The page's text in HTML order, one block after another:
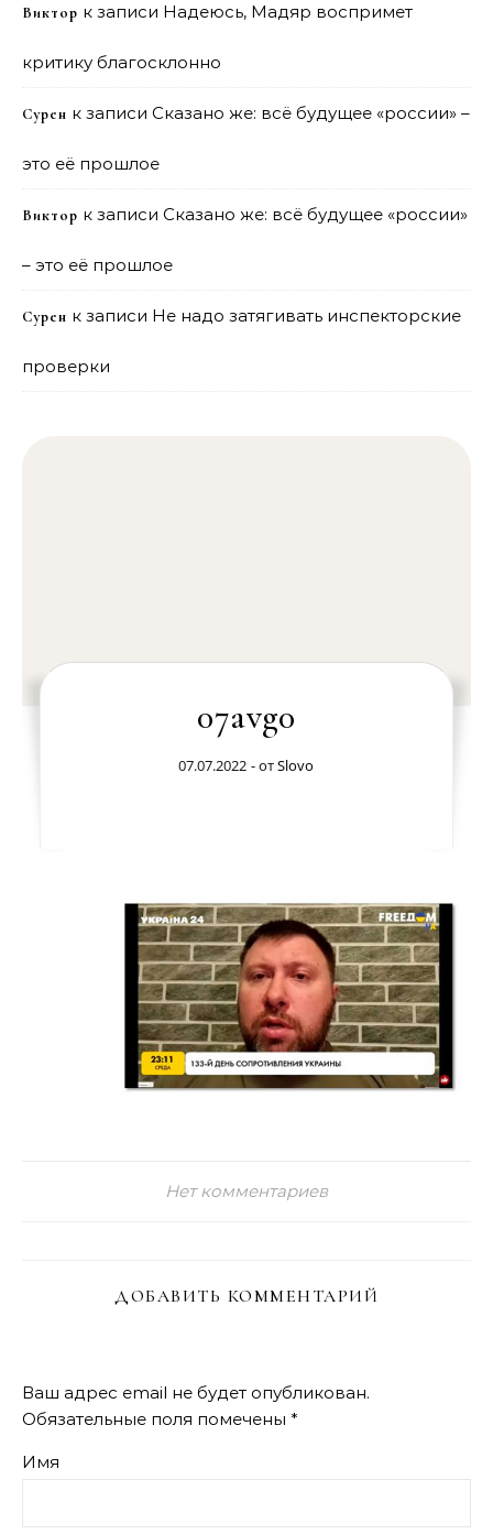
Виктор к записи Надеюсь, Мадяр воспримет
критику благосклонно
Сурен к записи Сказано же: всё будущее «россии» –
это её прошлое
Виктор к записи Сказано же: всё будущее «россии»
– это её прошлое
Сурен к записи Не надо затягивать инспекторские
проверки
07avg0
07.07.2022 - отSlovo
Нет комментариев
ДОБАВИТЬ КОММЕНТАРИЙ
Ваш адрес email не будет опубликован.
Обязательные поля помечены *
Имя